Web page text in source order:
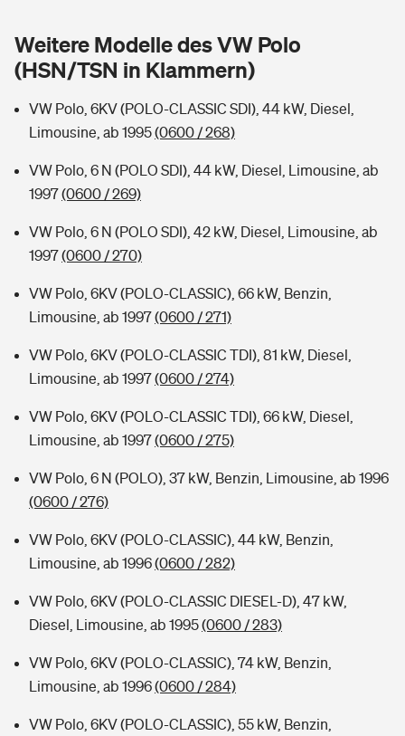
Hochwasser-Check: Wie gefährdet ist Ihr Haus?
Wer versichert was: Jetzt Versicherer finden
Sie haben Fragen?
Private Cyberversicherung
Musikinstrumentenversicherung
Zur Übersicht
Tools
Kinderunfall-Check: Mehr Sicherheit für deine Kids
Sie haben Fragen?
Sie haben Fragen?
Rentenrechner: Wie viel Geld bekomme ich im Alter?
Weitere Modelle des VW Polo
(HSN/TSN in Klammern)
VW Polo, 6KV (POLO-CLASSIC SDI), 44 kW, Diesel,
Limousine, ab 1995(0600 / 268)
VW Polo, 6 N (POLO SDI), 44 kW, Diesel, Limousine, ab
1997(0600 / 269)
VW Polo, 6 N (POLO SDI), 42 kW, Diesel, Limousine, ab
1997(0600 / 270)
VW Polo, 6KV (POLO-CLASSIC), 66 kW, Benzin,
Limousine, ab 1997(0600 / 271)
VW Polo, 6KV (POLO-CLASSIC TDI), 81 kW, Diesel,
Limousine, ab 1997(0600 / 274)
VW Polo, 6KV (POLO-CLASSIC TDI), 66 kW, Diesel,
Limousine, ab 1997(0600 / 275)
VW Polo, 6 N (POLO), 37 kW, Benzin, Limousine, ab 1996
(0600 / 276)
VW Polo, 6KV (POLO-CLASSIC), 44 kW, Benzin,
Limousine, ab 1996(0600 / 282)
VW Polo, 6KV (POLO-CLASSIC DIESEL-D), 47 kW,
Diesel, Limousine, ab 1995(0600 / 283)
VW Polo, 6KV (POLO-CLASSIC), 74 kW, Benzin,
Limousine, ab 1996(0600 / 284)
VW Polo, 6KV (POLO-CLASSIC), 55 kW, Benzin,